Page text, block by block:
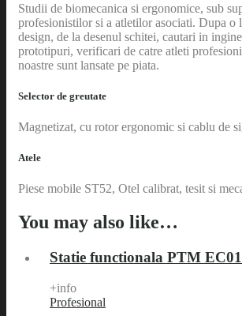
Studii de biomecanica si ergonomice, sub
profesionistilor si a atletilor asociati. Dupa o
design, de la desenul schitei, cautari in
prototipuri, verificari de catre atleti
noastre sunt lansate pe piata.
Selector de greutate
Magnetizat, cu rotor ergonomic si cablu de
Atele
Piese mobile ST52, Otel calibrat, tesit si
You may also like…
Statie functionala PTM EC01
+info
Profesional